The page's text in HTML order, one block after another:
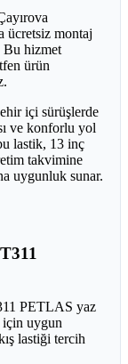
ücretsiz montaj
Bu hizmet
ürün
içi sürüşlerde
ve konforlu yol
lastik, 13 inç
takvimine
uygunluk sunar.
PETLAS yaz
için uygun
lastiği tercih